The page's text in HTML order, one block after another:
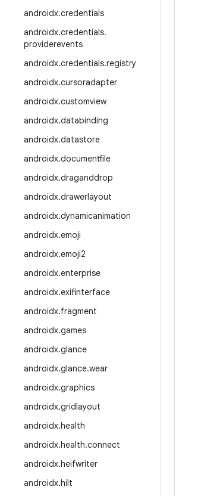
androidx.credentials
androidx.credentials.
providerevents
androidx.credentials.registry
androidx.cursoradapter
androidx.customview
androidx.databinding
androidx.datastore
androidx.documentfile
androidx.draganddrop
androidx.drawerlayout
androidx.dynamicanimation
androidx.emoji
androidx.emoji2
androidx.enterprise
androidx.exifinterface
androidx.fragment
androidx.games
androidx.glance
androidx.glance.wear
androidx.graphics
androidx.gridlayout
androidx.health
androidx.health.connect
androidx.heifwriter
androidx.hilt